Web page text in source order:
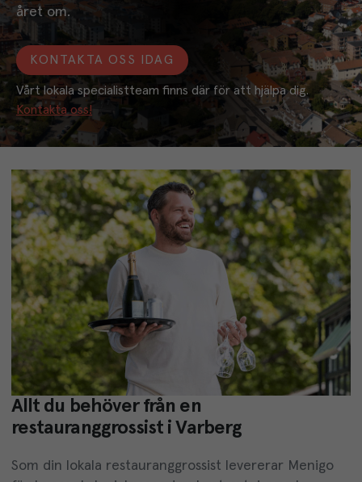
året om.
KONTAKTA OSS IDAG
Kontakta oss!
Allt du behöver från en
restauranggrossist i Varberg
Som din lokala restauranggrossist levererar Menigo